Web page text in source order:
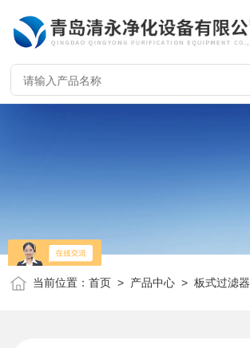
当前位置：首页 > 产品中心 >板式过滤器